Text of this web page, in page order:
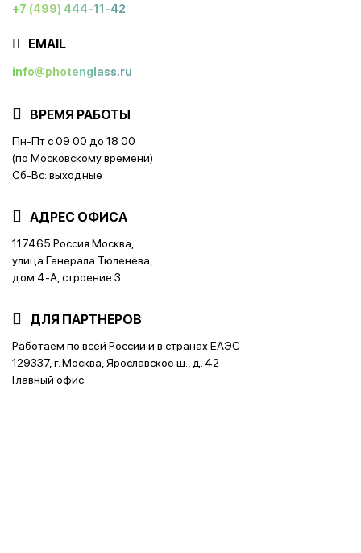
+7 (499) 444-11-42
EMAIL
info@photenglass.ru
ВРЕМЯ РАБОТЫ
Пн-Пт с 09:00 до 18:00
(по Московскому времени)
Сб-Вс: выходные
АДРЕС ОФИСА
117465 Россия Москва,
улица Генерала Тюленева,
дом 4-А, строение 3
ДЛЯ ПАРТНЕРОВ
Работаем по всей России и в странах ЕАЭС
129337, г. Москва, Ярославское ш., д. 42
Главный офис